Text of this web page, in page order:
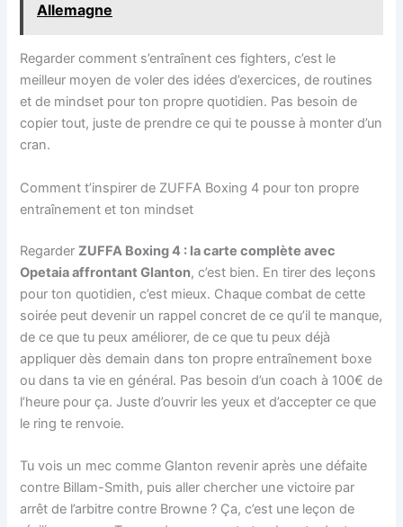
Allemagne
Regarder comment s’entraînent ces fighters, c’est le
meilleur moyen de voler des idées d’exercices, de routines
et de mindset pour ton propre quotidien. Pas besoin de
copier tout, juste de prendre ce qui te pousse à monter d’un
cran.
Comment t’inspirer de ZUFFA Boxing 4 pour ton propre
entraînement et ton mindset
RegarderZUFFA Boxing 4 : la carte complète avec
Opetaia affrontant Glanton, c’est bien. En tirer des leçons
pour ton quotidien, c’est mieux. Chaque combat de cette
soirée peut devenir un rappel concret de ce qu’il te manque,
de ce que tu peux améliorer, de ce que tu peux déjà
appliquer dès demain dans ton propre entraînement boxe
ou dans ta vie en général. Pas besoin d’un coach à 100€ de
l’heure pour ça. Juste d’ouvrir les yeux et d’accepter ce que
le ring te renvoie.
Tu vois un mec comme Glanton revenir après une défaite
contre Billam-Smith, puis aller chercher une victoire par
arrêt de l’arbitre contre Browne ? Ça, c’est une leçon de